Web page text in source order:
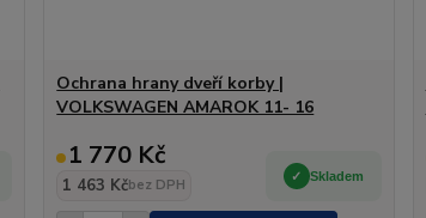
Ochrana hrany dveří korby |
VOLKSWAGEN AMAROK 11- 16
1 770 Kč
1 463 Kčbez DPH
Skladem